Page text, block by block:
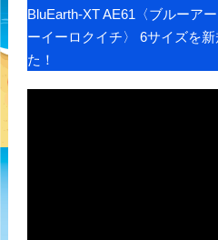
BluEarth-XT AE61〈ブルーア
ーイーロクイチ〉 6サイズを
た！